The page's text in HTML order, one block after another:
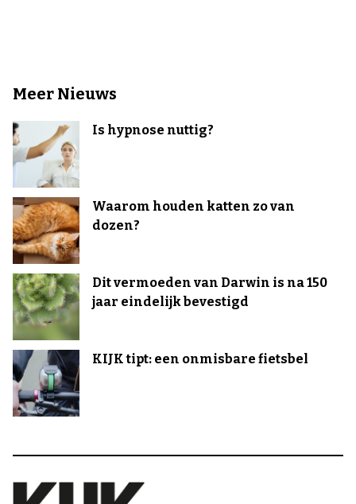
Meer Nieuws
Is hypnose nuttig?
Waarom houden katten zo van
dozen?
Dit vermoeden van Darwin is na 150
jaar eindelijk bevestigd
KIJK tipt: een onmisbare fietsbel